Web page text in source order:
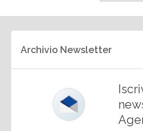
Archivio Newsletter